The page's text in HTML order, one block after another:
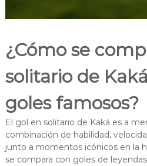
¿Cómo se
solitario de
goles famosos?
El gol en solitario de Kaká es a
combinación de habilidad,
junto a momentos icónicos en la
se compara con goles de